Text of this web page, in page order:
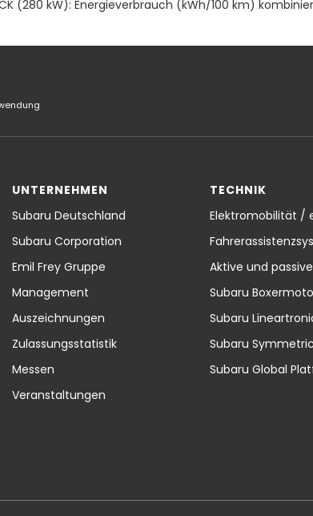
(280 kW): Energieverbrauch (kWh/100 km)
UNTERNEHMEN
Subaru Deutschland
Subaru Corporation
Emil Frey Gruppe
Management
Auszeichnungen
Zulassungsstatistik
Messen
Veranstaltungen
TECHNIK
Elektromobilität /
Aktive und
Subaru
Subaru
Subaru
Subaru Global